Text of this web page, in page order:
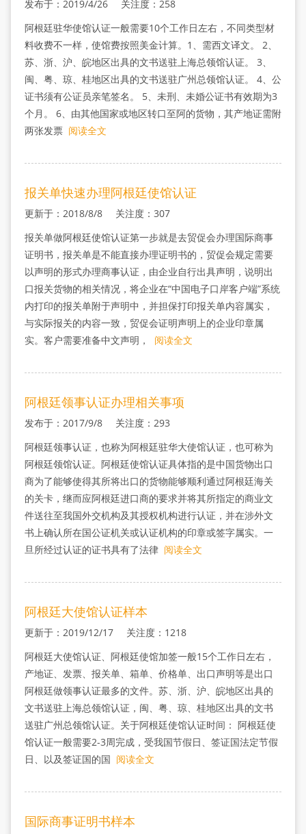
发布于：2019/4/26 关注度：258
阿根廷驻华使馆认证一般需要10个工作日左右，不同类型材
料收费不一样，使馆费按照美金计算。1、需西文译文。 2、
苏、浙、沪、皖地区出具的文书送驻上海总领馆认证。 3、
闽、粤、琼、桂地区出具的文书送驻广州总领馆认证。 4、公
证书须有公证员亲笔签名。 5、未刑、未婚公证书有效期为3
个月。 6、由其他国家或地区转口至阿的货物，其产地证需附
两张发票 阅读全文
报关单快速办理阿根廷使馆认证
更新于：2018/8/8 关注度：307
报关单做阿根廷使馆认证第一步就是去贸促会办理国际商事
证明书，报关单是不能直接办理证明书的，贸促会规定需要
以声明的形式办理商事认证，由企业自行出具声明，说明出
口报关货物的相关情况，将企业在“中国电子口岸客户端”系统
内打印的报关单附于声明中，并担保打印报关单内容属实，
与实际报关的内容一致，贸促会证明声明上的企业印章属
实。客户需要准备中文声明，
阅读全文
阿根廷领事认证办理相关事项
发布于：2017/9/8 关注度：293
阿根廷领事认证，也称为阿根廷驻华大使馆认证，也可称为
阿根廷领馆认证。阿根廷使馆认证具体指的是中国货物出口
商为了能够使得其所将出口的货物能够顺利通过阿根廷海关
的关卡，继而应阿根廷进口商的要求并将其所指定的商业文
件送往至我国外交机构及其授权机构进行认证，并在涉外文
书上确认所在国公证机关或认证机构的印章或签字属实。一
旦所经过认证的证书具有了法律 阅读全文
阿根廷大使馆认证样本
更新于：2019/12/17 关注度：1218
阿根廷大使馆认证、阿根廷使馆加签一般15个工作日左右，
产地证、发票、报关单、箱单、价格单、出口声明等是出口
阿根廷做领事认证最多的文件。苏、浙、沪、皖地区出具的
文书送驻上海总领馆认证，闽、粤、琼、桂地区出具的文书
送驻广州总领馆认证。关于阿根廷使馆认证时间： 阿根廷使
馆认证一般需要2-3周完成，受我国节假日、签证国法定节假
日、以及签证国的国 阅读全文
国际商事证明书样本